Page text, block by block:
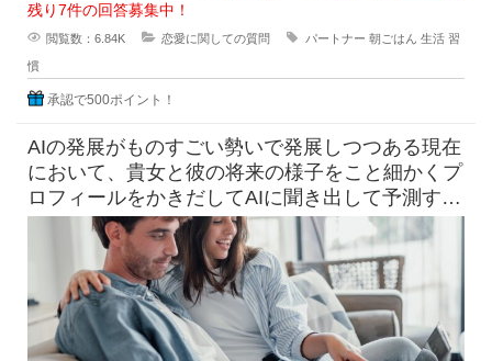
残り7件の回答募集中！
閲覧数：6.84K 恋愛に関しての質問 パートナー 朝ごはん 生活 習
慣
承認で500ポイント！
AIの発展がものすごい勢いで発展しつつある現在
において、貴女と彼の将来の様子をこと細かくプ
ロフィールをかきだしてAIに聞き出して予測すら
できる時代になっています